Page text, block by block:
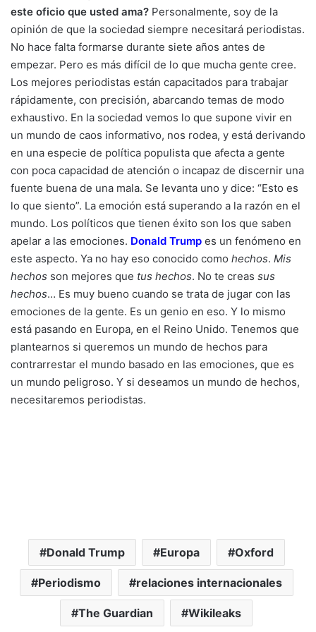
este oficio que usted ama? Personalmente, soy de la
opinión de que la sociedad siempre necesitará periodistas.
No hace falta formarse durante siete años antes de
empezar. Pero es más difícil de lo que mucha gente cree.
Los mejores periodistas están capacitados para trabajar
rápidamente, con precisión, abarcando temas de modo
exhaustivo. En la sociedad vemos lo que supone vivir en
un mundo de caos informativo, nos rodea, y está derivando
en una especie de política populista que afecta a gente
con poca capacidad de atención o incapaz de discernir una
fuente buena de una mala. Se levanta uno y dice: “Esto es
lo que siento”. La emoción está superando a la razón en el
mundo. Los políticos que tienen éxito son los que saben
apelar a las emociones. Donald Trump es un fenómeno en
este aspecto. Ya no hay eso conocido como hechos. Mis
hechos son mejores que tus hechos. No te creas sus
hechos… Es muy bueno cuando se trata de jugar con las
emociones de la gente. Es un genio en eso. Y lo mismo
está pasando en Europa, en el Reino Unido. Tenemos que
plantearnos si queremos un mundo de hechos para
contrarrestar el mundo basado en las emociones, que es
un mundo peligroso. Y si deseamos un mundo de hechos,
necesitaremos periodistas.
Donald Trump Europa Oxford
Periodismo relaciones internacionales
The Guardian Wikileaks